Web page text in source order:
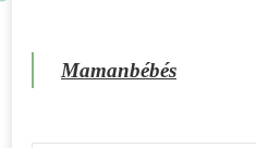
Mamanbébés